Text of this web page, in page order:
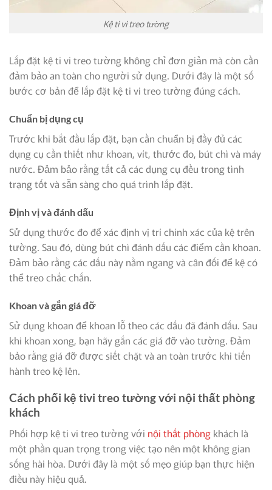
Kệ ti vi treo tường
Lắp đặt kệ ti vi treo tường không chỉ đơn giản mà còn cần
đảm bảo an toàn cho người sử dụng. Dưới đây là một số
bước cơ bản để lắp đặt kệ ti vi treo tường đúng cách.
Chuẩn bị dụng cụ
Trước khi bắt đầu lắp đặt, bạn cần chuẩn bị đầy đủ các
dụng cụ cần thiết như khoan, vít, thước đo, bút chì và máy
nước. Đảm bảo rằng tất cả các dụng cụ đều trong tình
trạng tốt và sẵn sàng cho quá trình lắp đặt.
Định vị và đánh dấu
Sử dụng thước đo để xác định vị trí chính xác của kệ trên
tường. Sau đó, dùng bút chì đánh dấu các điểm cần khoan.
Đảm bảo rằng các dấu này nằm ngang và cân đối để kệ có
thể treo chắc chắn.
Khoan và gắn giá đỡ
Sử dụng khoan để khoan lỗ theo các dấu đã đánh dấu. Sau
khi khoan xong, bạn hãy gắn các giá đỡ vào tường. Đảm
bảo rằng giá đỡ được siết chặt và an toàn trước khi tiến
hành treo kệ lên.
Cách phối kệ tivi treo tường với nội thất phòng
khách
Phối hợp kệ ti vi treo tường với nội thất phòng khách là
một phần quan trọng trong việc tạo nên một không gian
sống hài hòa. Dưới đây là một số mẹo giúp bạn thực hiện
điều này hiệu quả.